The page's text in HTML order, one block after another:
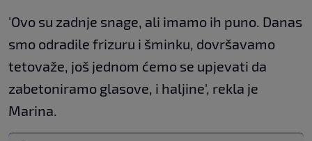
'Ovo su zadnje snage, ali imamo ih puno. Danas
smo odradile frizuru i šminku, dovršavamo
tetovaže, još jednom ćemo se upjevati da
zabetoniramo glasove, i haljine', rekla je
Marina.